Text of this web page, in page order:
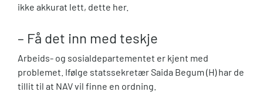
ikke akkurat lett, dette her.
– Få det inn med teskje
Arbeids- og sosialdepartementet er kjent med
problemet. Ifølge statssekretær Saida Begum (H) har de
tillit til at NAV vil finne en ordning.